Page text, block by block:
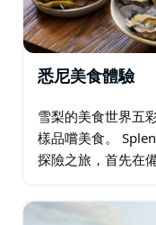
悉尼美食體驗
雪梨的美食世界五
樣品嚐美食。
探險之旅，首先在
嚐雪梨岩牡蠣…